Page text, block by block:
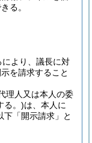
る。
より、議長に対
を請求すること
理人又は本人の委
る。)は、本人に
下「開示請求」と